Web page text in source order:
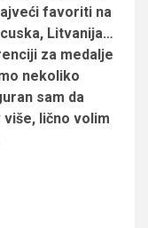
favoriti na
Litvanija…
za medalje
nekoliko
sam da
lično volim